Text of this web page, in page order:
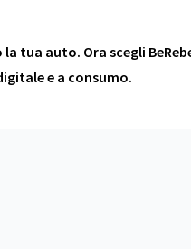
la tua auto. Ora scegli
e a consumo.